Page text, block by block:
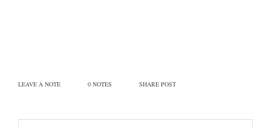
LEAVE A NOTE 0 NOTES SHARE POST